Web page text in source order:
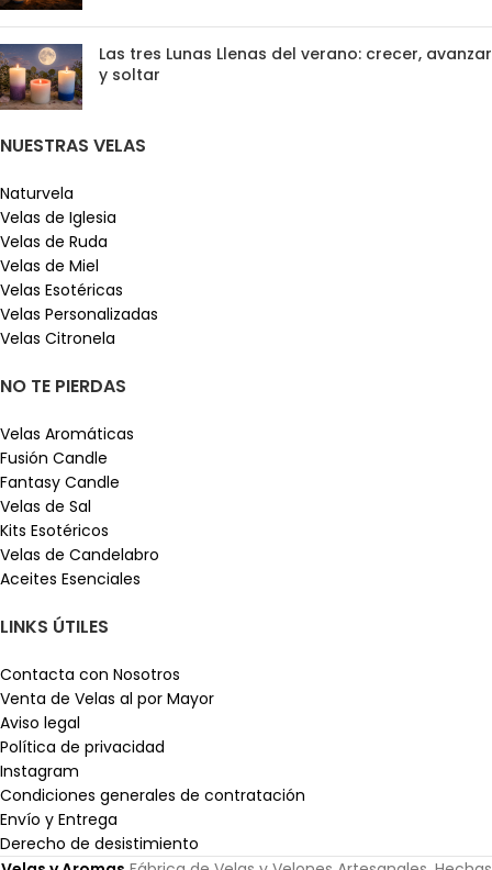
Las tres Lunas Llenas del verano: crecer, avanzar
y soltar
NUESTRAS VELAS
Naturvela
Velas de Iglesia
Velas de Ruda
Velas de Miel
Velas Esotéricas
Velas Personalizadas
Velas Citronela
NO TE PIERDAS
Velas Aromáticas
Fusión Candle
Fantasy Candle
Velas de Sal
Kits Esotéricos
Velas de Candelabro
Aceites Esenciales
LINKS ÚTILES
Contacta con Nosotros
Venta de Velas al por Mayor
Aviso legal
Política de privacidad
Instagram
Condiciones generales de contratación
Envío y Entrega
Derecho de desistimiento